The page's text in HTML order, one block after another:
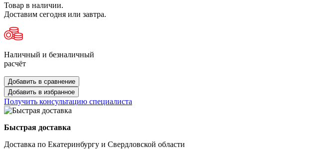
Товар в наличии.
Доставим сегодня или завтра.
Наличный и безналичный
расчёт
Добавить в сравнение
Добавить в избранное
Получить консультацию специалиста
Быстрая доставка
Доставка по Екатеринбургу и Свердловской области